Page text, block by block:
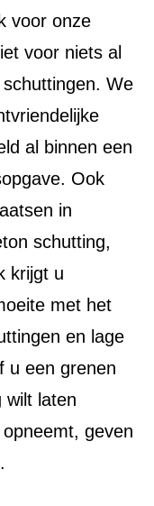
voor onze
voor niets al
We
al binnen een
Ook
in
schutting,
krijgt u
met het
en lage
u een grenen
wilt laten
geven